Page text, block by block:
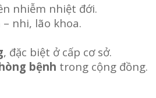
nhiễm nhiệt đới.
nhi, lão khoa.
, đặc biệt ở cấp cơ sở.
bệnh trong cộng đồng.